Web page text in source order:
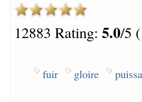
12883 Rating: 5.0/5
fuir gloire